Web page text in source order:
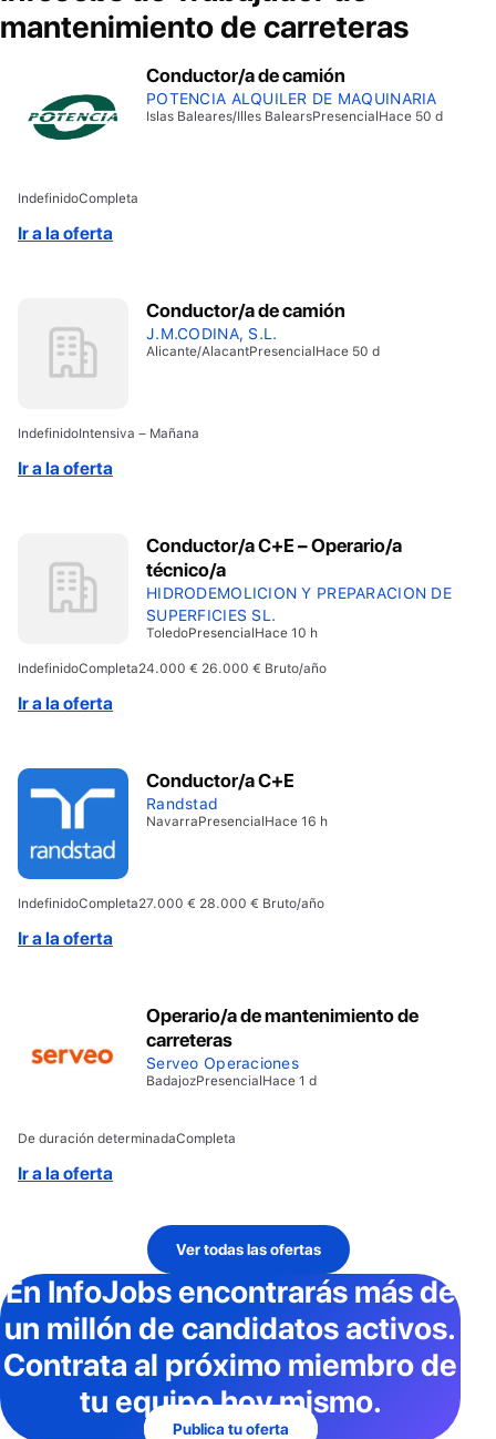
mantenimiento de carreteras
Conductor/a de camión
POTENCIA ALQUILER DE MAQUINARIA
Islas Baleares/Illes BalearsPresencialHace 50 d
IndefinidoCompleta
Ir a la oferta
Conductor/a de camión
J.M.CODINA, S.L.
Alicante/AlacantPresencialHace 50 d
IndefinidoIntensiva – Mañana
Ir a la oferta
Conductor/a C+E – Operario/a
técnico/a
HIDRODEMOLICION Y PREPARACION DE
SUPERFICIES SL.
ToledoPresencialHace 10 h
IndefinidoCompleta24.000 € 26.000 € Bruto/año
Ir a la oferta
Conductor/a C+E
Randstad
NavarraPresencialHace 16 h
IndefinidoCompleta27.000 € 28.000 € Bruto/año
Ir a la oferta
Operario/a de mantenimiento de
carreteras
Serveo Operaciones
BadajozPresencialHace 1 d
De duración determinadaCompleta
Ir a la oferta
Ver todas las ofertas
En InfoJobsencontrarás más de
un millón de candidatos activos.
Contrata al próximo miembro de
tu equipo hoy mismo.
Publica tu oferta